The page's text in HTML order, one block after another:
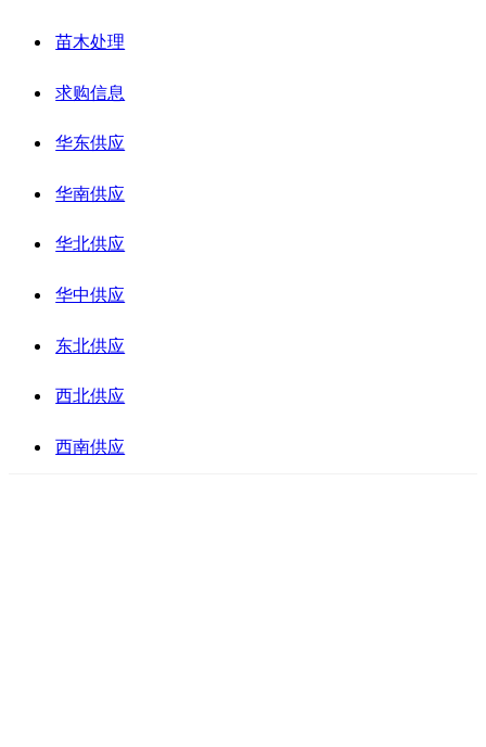
苗木处理
求购信息
华东供应
华南供应
华北供应
华中供应
东北供应
西北供应
西南供应